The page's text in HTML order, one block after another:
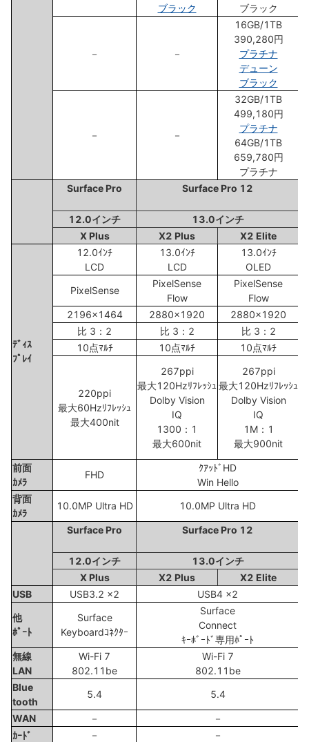
ブラック
ブラック
－ －
16GB/1TB
390,280円
プラチナ
デューン
ブラック
－ －
32GB/1TB
499,180円
プラチナ
64GB/1TB
659,780円
プラチナ
Surface Pro
Surface Pro 12
12.0インチ
13.0インチ
X Plus
X2 Plus X2 Elite
ﾃﾞｨｽ
ﾌﾟﾚｲ
12.0ｲﾝﾁ
LCD
13.0ｲﾝﾁ
LCD
13.0ｲﾝﾁ
OLED
PixelSense
PixelSense
Flow
PixelSense
Flow
2196x1464
2880x1920
2880x1920
比 3：2
比 3：2
比 3：2
10点ﾏﾙﾁ
10点ﾏﾙﾁ 10点ﾏﾙﾁ
220ppi
最大60Hzﾘﾌﾚｯｼｭ
最大400nit
267ppi
最大120Hzﾘﾌﾚｯｼｭ
Dolby Vision
IQ
1300：1
最大600nit
267ppi
最大120Hzﾘﾌﾚｯｼｭ
Dolby Vision
IQ
1M：1
最大900nit
前面
ｶﾒﾗ
FHD
ｸｱｯﾄﾞHD
Win Hello
背面
ｶﾒﾗ
10.0MP Ultra HD 10.0MP Ultra HD
Surface Pro Surface Pro 12
12.0インチ
13.0インチ
X Plus
X2 Plus
X2 Elite
USB
USB3.2 x2
USB4 x2
他
ﾎﾟｰﾄ
Surface
Keyboardｺﾈｸﾀｰ
Surface
Connect
ｷｰﾎﾞｰﾄﾞ専用ﾎﾟｰﾄ
無線
LAN
Wi-Fi 7
802.11be
Wi-Fi 7
802.11be
Blue
tooth
5.4 5.4
WAN －
－
ｶｰﾄﾞ
－
－